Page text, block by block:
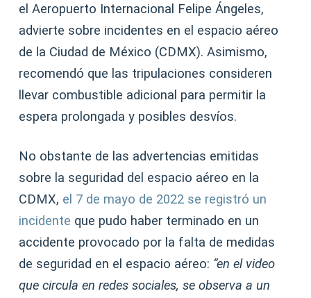
el Aeropuerto Internacional Felipe Ángeles,
advierte sobre incidentes en el espacio aéreo
de la Ciudad de México (CDMX). Asimismo,
recomendó que las tripulaciones consideren
llevar combustible adicional para permitir la
espera prolongada y posibles desvíos.
No obstante de las advertencias emitidas
sobre la seguridad del espacio aéreo en la
CDMX, el 7 de mayo de 2022 se registró un
incidente que pudo haber terminado en un
accidente provocado por la falta de medidas
de seguridad en el espacio aéreo: “en el video
que circula en redes sociales, se observa a un